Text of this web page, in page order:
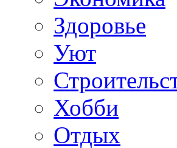
Здоровье
Уют
Хобби
Отдых